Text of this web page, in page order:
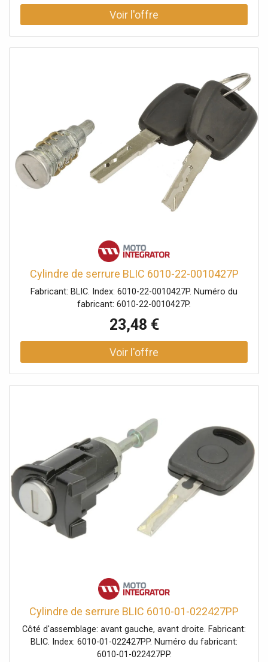
Cylindre de serrure BLIC 6010-22-0010427P
Fabricant: BLIC. Index: 6010-22-0010427P. Numéro du
fabricant: 6010-22-0010427P.
23,48 €
Cylindre de serrure BLIC 6010-01-022427PP
Côté d'assemblage: avant gauche, avant droite. Fabricant:
BLIC. Index: 6010-01-022427PP. Numéro du fabricant:
6010-01-022427PP.